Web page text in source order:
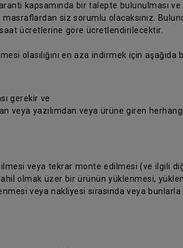
kapsamında bir talepte bulunulması
siz sorumlu olacaksınız.
saat ücretlerine göre ücretlendirilecektir.
olasılığını en aza indirmek için
gerekir ve
yazılımdan veya ürüne giren
veya tekrar monte edilmesi (ve ilgili
olmak üzer bir ürünün yüklenmesi,
veya nakliyesi sırasında veya